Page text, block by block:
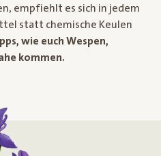
empfiehlt es sich in jedem
statt chemische Keulen
wie euch Wespen,
kommen.